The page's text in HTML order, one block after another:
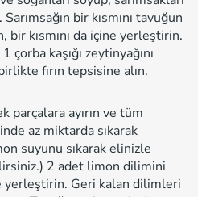
bir kısmını tavuğun
bir kısmını da içine yerleştirin.
çorba kaşığı zeytinyağını
fırın tepsisine alın.
parçalara ayırın ve tüm
az miktarda sıkarak
suyunu sıkarak elinizle
2 adet limon dilimini
yerleştirin. Geri kalan dilimleri